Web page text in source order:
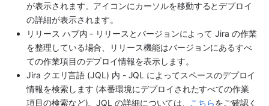
が表示されます。アイコンにカーソルを移動するとデプロイ
の詳細が表示されます。
リリース ハブ内 - リリースとバージョンによって Jira の作業
を整理している場合、リリース機能はバージョンにあるすべ
ての作業項目のデプロイ情報を表示します。
Jira クエリ言語 (JQL) 内 - JQL によってスペースのデプロイ
情報を検索します (本番環境にデプロイされたすべての作業
項目の検索など)。JQL の詳細については、 こちらをご確認く